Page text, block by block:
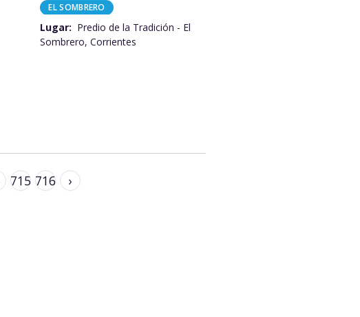
EL SOMBRERO
Lugar: Predio de la Tradición - El
Sombrero, Corrientes
715 716 ›